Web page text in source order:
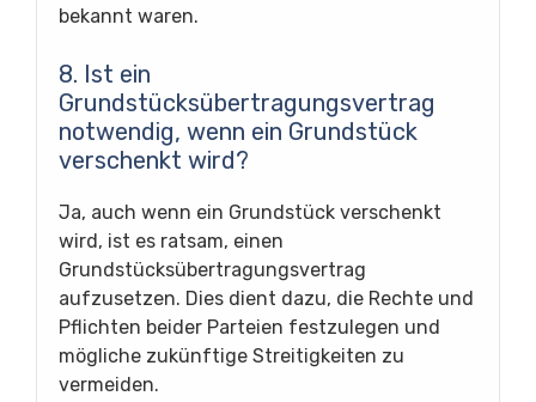
bekannt waren.
8. Ist ein
Grundstücksübertragungsvertrag
notwendig, wenn ein Grundstück
verschenkt wird?
Ja, auch wenn ein Grundstück verschenkt
wird, ist es ratsam, einen
Grundstücksübertragungsvertrag
aufzusetzen. Dies dient dazu, die Rechte und
Pflichten beider Parteien festzulegen und
mögliche zukünftige Streitigkeiten zu
vermeiden.